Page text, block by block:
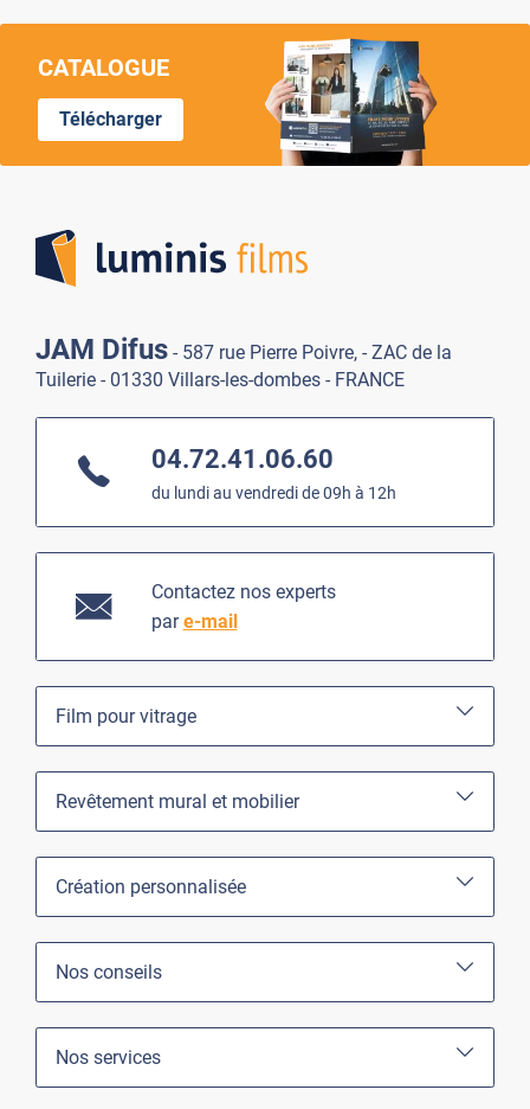
CATALOGUE
Télécharger
JAM Difus - 587 rue Pierre Poivre, - ZAC de la
Tuilerie - 01330 Villars-les-dombes - FRANCE
04.72.41.06.60
du lundi au vendredi de 09h à 12h
Contactez nos experts
pare-mail
Film pour vitrage
Revêtement mural et mobilier
Création personnalisée
Nos conseils
Nos services